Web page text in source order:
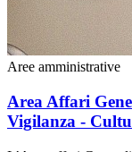
Aree amministrative
Area Affari
Vigilanza -